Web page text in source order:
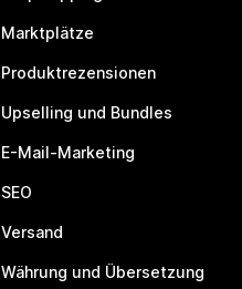
Marktplätze
Produktrezensionen
Upselling und Bundles
E-Mail-Marketing
SEO
Versand
Währung und Übersetzung